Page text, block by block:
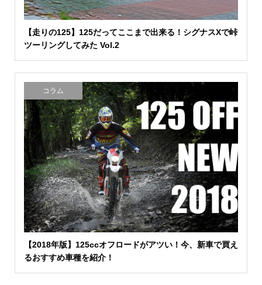
【走りの125】125だってここまで出来る！シグナスXで峠
ツーリングしてみた Vol.2
コラム
【2018年版】125ccオフロードがアツい！今、新車で買え
るおすすめ車種を紹介！